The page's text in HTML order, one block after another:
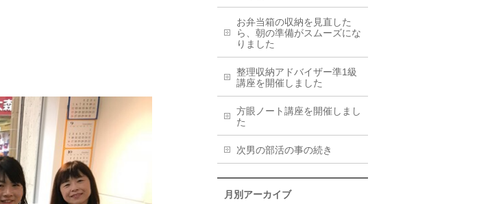
お弁当箱の収納を見直した
ら、朝の準備がスムーズにな
りました
整理収納アドバイザー準1級
講座を開催しました
方眼ノート講座を開催しまし
た
次男の部活の事の続き
月別アーカイブ